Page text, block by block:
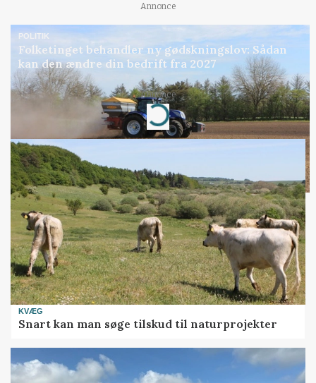
Annonce
POLITIK
Folketinget behandler ny gødskningslov: Sådan
kan den ændre din bedrift fra 2027
Annonce
Loading...
KVÆG
Snart kan man søge tilskud til naturprojekter